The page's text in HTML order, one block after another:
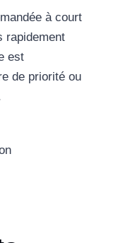
à court
rapidement
est
de priorité ou